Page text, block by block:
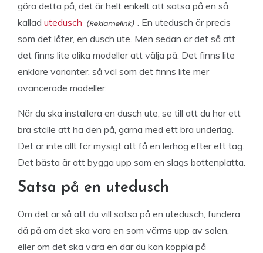
göra detta på, det är helt enkelt att satsa på en så
kallad utedusch
. En utedusch är precis
som det låter, en dusch ute. Men sedan är det så att
det finns lite olika modeller att välja på. Det finns lite
enklare varianter, så väl som det finns lite mer
avancerade modeller.
När du ska installera en dusch ute, se till att du har ett
bra ställe att ha den på, gärna med ett bra underlag.
Det är inte allt för mysigt att få en lerhög efter ett tag.
Det bästa är att bygga upp som en slags bottenplatta.
Satsa på en utedusch
Om det är så att du vill satsa på en utedusch, fundera
då på om det ska vara en som värms upp av solen,
eller om det ska vara en där du kan koppla på